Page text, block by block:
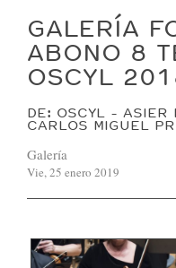
GALERÍA
ABONO 8
OSCYL
DE: OSCYL - ASIER
CARLOS MIGUEL
Galería
Vie, 25 enero 2019